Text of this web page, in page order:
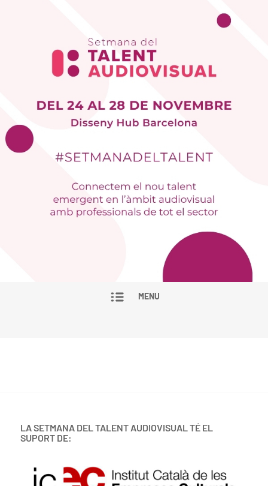
MENU
LA SETMANA DEL TALENT AUDIOVISUAL TÉ EL
SUPORT DE: